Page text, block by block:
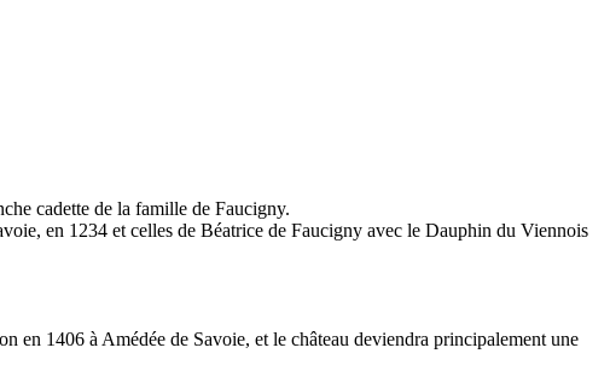
cadette de la famille de Faucigny.
en 1234 et celles de Béatrice de Faucigny avec le Dauphin du Viennois
en 1406 à Amédée de Savoie, et le château deviendra principalement une